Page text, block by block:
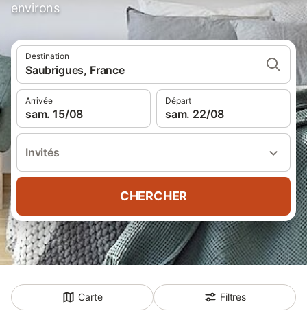
environs
Destination
Saubrigues, France
Arrivée
sam. 15/08
Départ
sam. 22/08
Invités
CHERCHER
Carte Filtres